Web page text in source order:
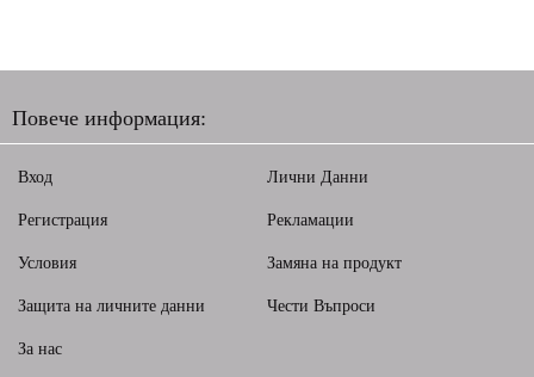
Повече информация:
Вход
Регистрация
Условия
Защита на личните данни
Лични Данни
Рекламации
Замяна на продукт
Чести Въпроси
За нас